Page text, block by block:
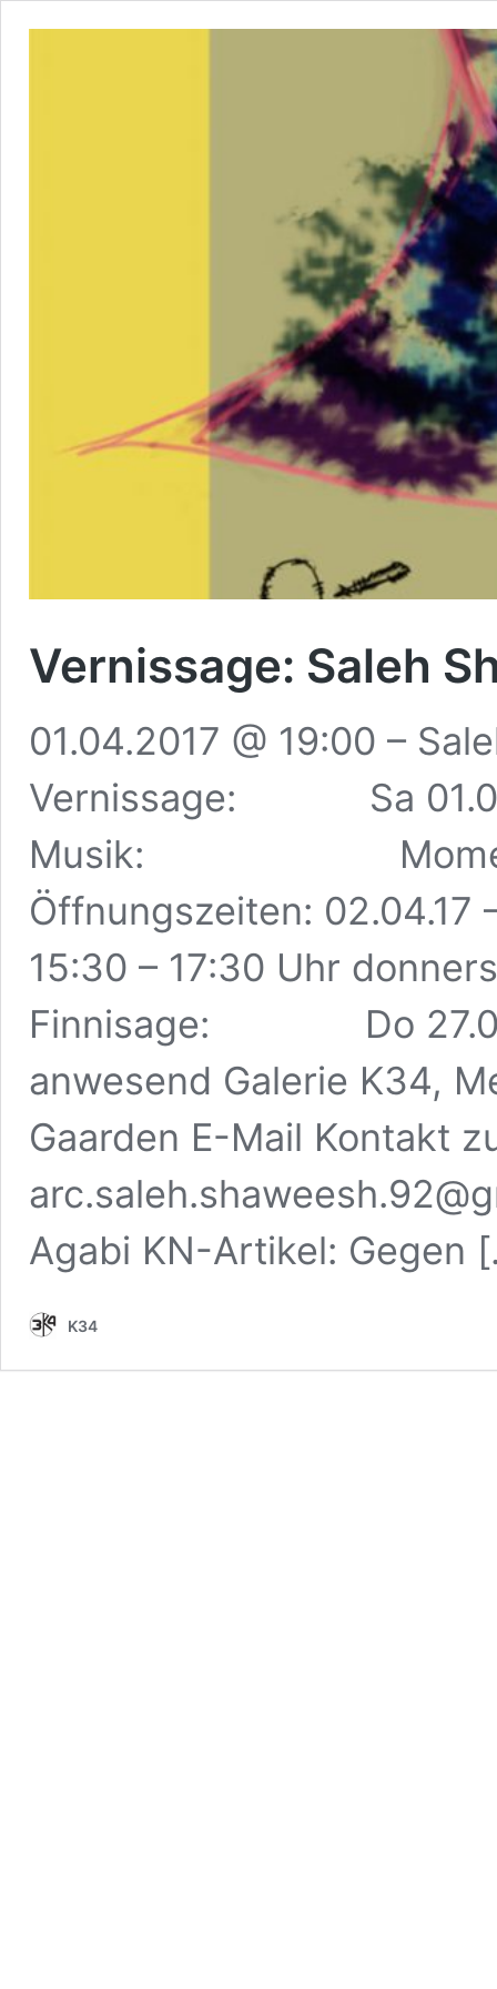
Vernissage: Saleh
01.04.2017 @ 19:00 –
Vernissage: Sa
Musik: Momen
Öffnungszeiten:
15:30 – 17:30 Uhr
Finnisage: Do
anwesend Galerie K34,
Gaarden E-Mail Kontakt
Agabi KN-Artikel: Gegen
K34